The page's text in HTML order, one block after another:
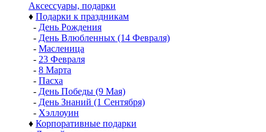
Аксессуары, подарки
♦ Подарки к праздникам
- День Рождения
- День Влюбленных (14 Февраля)
- Масленица
- 23 Февраля
- 8 Марта
- Пасха
- День Победы (9 Мая)
- День Знаний (1 Сентября)
- Хэллоуин
♦ Корпоративные подарки